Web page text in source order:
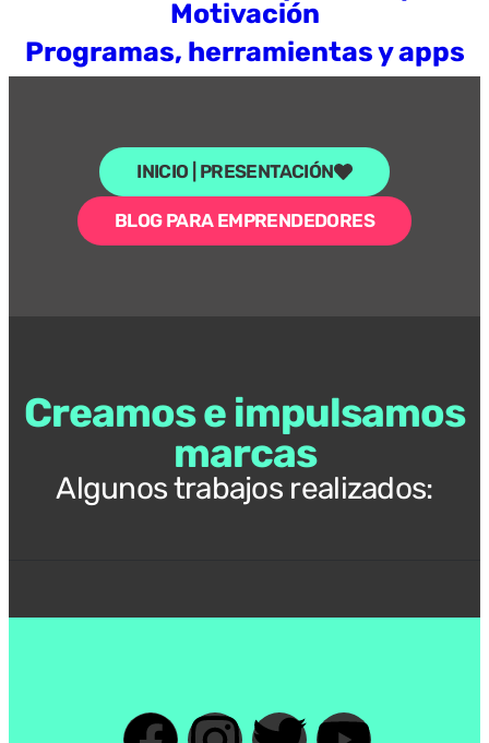
Motivación
Programas, herramientas y apps
INICIO | PRESENTACIÓN
BLOG PARA EMPRENDEDORES
Creamos e impulsamos
marcas
Algunos trabajos realizados: